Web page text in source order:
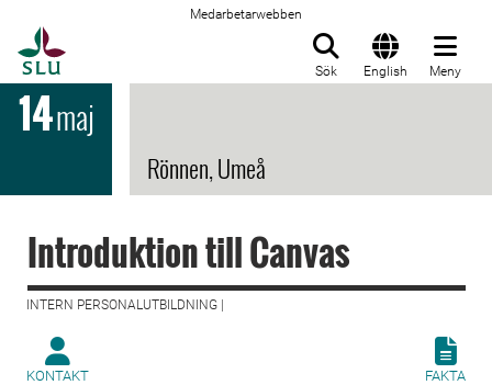
Medarbetarwebben
Sök English Meny
14maj
Rönnen, Umeå
Introduktion till Canvas
INTERN PERSONALUTBILDNING |
KONTAKT FAKTA